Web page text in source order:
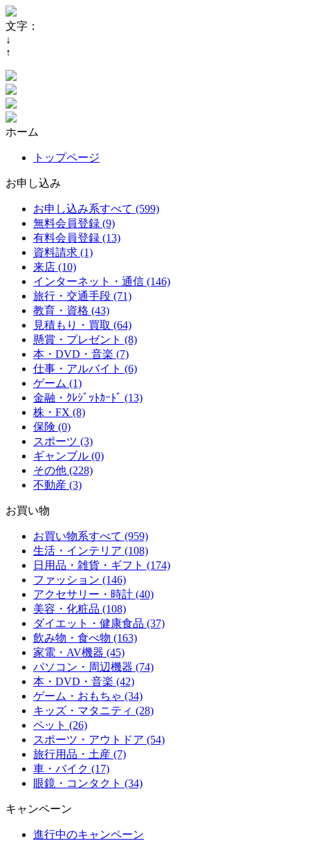
文字：
↓
↑
ホーム
トップページ
お申し込み
お申し込み系すべて (599)
無料会員登録 (9)
有料会員登録 (13)
資料請求 (1)
来店 (10)
インターネット・通信 (146)
旅行・交通手段 (71)
教育・資格 (43)
見積もり・買取 (64)
懸賞・プレゼント (8)
本・DVD・音楽 (7)
仕事・アルバイト (6)
ゲーム (1)
金融・ｸﾚｼﾞｯﾄｶｰﾄﾞ (13)
株・FX (8)
保険 (0)
スポーツ (3)
ギャンブル (0)
その他 (228)
不動産 (3)
お買い物
お買い物系すべて (959)
生活・インテリア (108)
日用品・雑貨・ギフト (174)
ファッション (146)
アクセサリー・時計 (40)
美容・化粧品 (108)
ダイエット・健康食品 (37)
飲み物・食べ物 (163)
家電・AV機器 (45)
パソコン・周辺機器 (74)
本・DVD・音楽 (42)
ゲーム・おもちゃ (34)
キッズ・マタニティ (28)
ペット (26)
スポーツ・アウトドア (54)
旅行用品・土産 (7)
車・バイク (17)
眼鏡・コンタクト (34)
キャンペーン
進行中のキャンペーン